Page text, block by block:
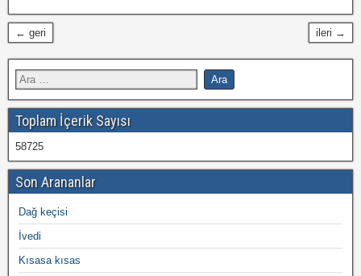
← geri ileri →
Toplam İçerik Sayısı
58725
Son Arananlar
Dağ keçisi
İvedi
Kısasa kısas